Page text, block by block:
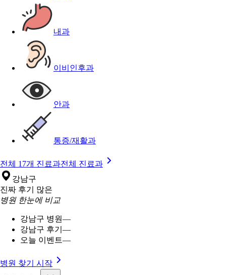
내과
이비인후과
안과
통증/재활과
전체 17개 진료과전체 진료과
강남구
진짜 후기 많은
병원 한눈에 비교
강남구 병원—
강남구 후기 —
오늘 이벤트—
병원 찾기 시작